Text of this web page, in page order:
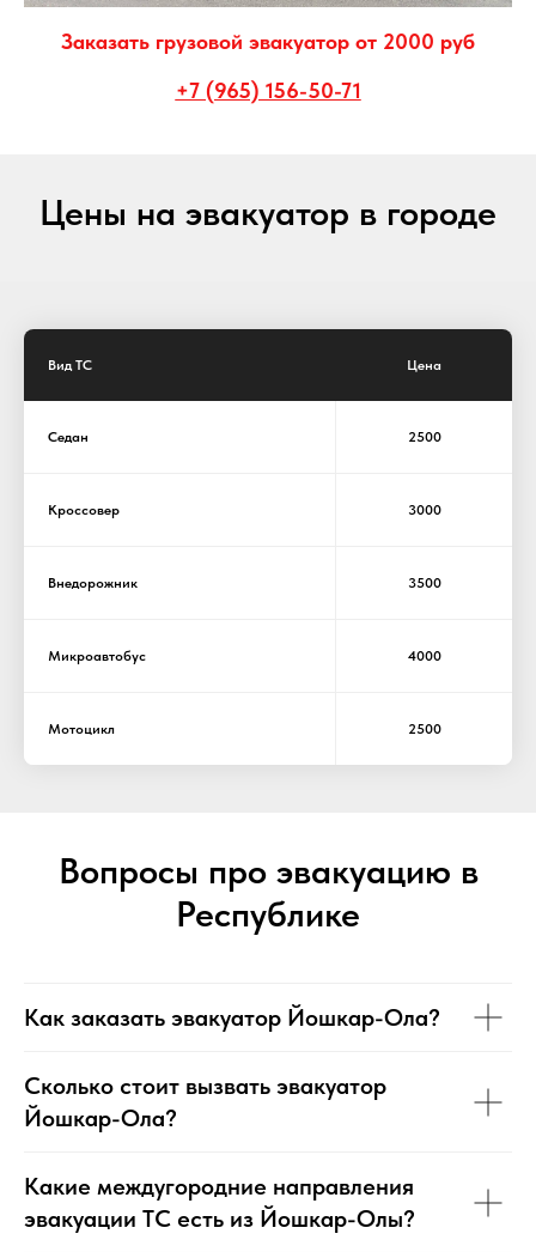
Заказать грузовой эвакуатор от 2000 руб
+7 (965) 156-50-71
Цены на эвакуатор в городе
Вид ТС Цена
Седан 2500
Кроссовер 3000
Внедорожник 3500
Микроавтобус 4000
Мотоцикл 2500
Вопросы про эвакуацию в
Республике
Как заказать эвакуатор Йошкар-Ола?
Сколько стоит вызвать эвакуатор
Йошкар-Ола?
Какие междугородние направления
эвакуации ТС есть из Йошкар-Олы?